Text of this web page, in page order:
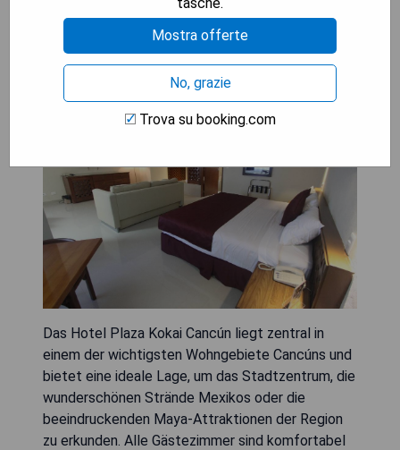
Hotel Plaza Kokai Cancún
Das Hotel Plaza Kokai Cancún liegt zentral in
einem der wichtigsten Wohngebiete Cancúns und
bietet eine ideale Lage, um das Stadtzentrum, die
wunderschönen Strände Mexikos oder die
beeindruckenden Maya-Attraktionen der Region
zu erkunden. Alle Gästezimmer sind komfortabel
Mostra offerte
No, grazie
Trova su booking.com